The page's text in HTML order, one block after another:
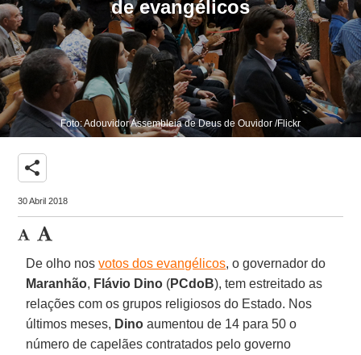
de evangélicos
Foto: Adouvidor Assembleia de Deus de Ouvidor /Flickr
share
30 Abril 2018
De olho nosvotos dos evangélicos, o governador do
Maranhão, Flávio Dino (PCdoB), tem estreitado as
relações com os grupos religiosos do Estado. Nos
últimos meses, Dino aumentou de 14 para 50 o
número de capelães contratados pelo governo